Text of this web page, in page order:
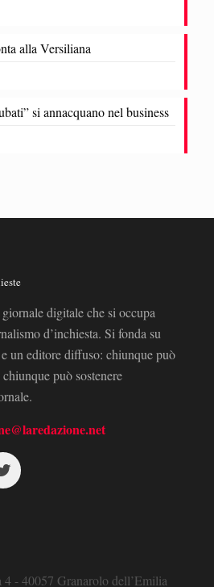
alla Versiliana
si annacquano nel business
digitale che si occupa
d’inchiesta. Si fonda su
un editore diffuso: chiunque può
può sostenere
4 - 40057 Granarolo dell’Emilia